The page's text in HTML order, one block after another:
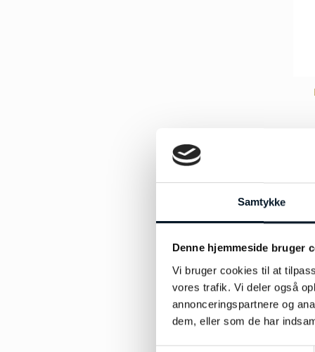
Samtykke
Denne hjemmeside bruger
Vi bruger cookies til at
vores trafik. Vi deler også
annonceringspartnere og
dem, eller som de har